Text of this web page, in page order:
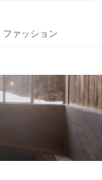
ファッション